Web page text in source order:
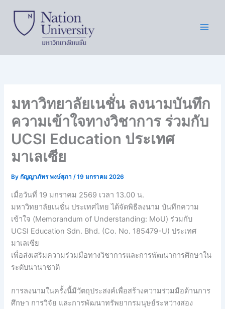
content
มหาวิทยาลัยเนชั่น ลงนามบันทึก
ความเข้าใจทางวิชาการ ร่วมกับ
UCSI Education ประเทศ
มาเลเซีย
Byกัญญาภัทร พงษ์สุภา/19 มกราคม 2026
เมื่อวันที่ 19 มกราคม 2569 เวลา 13.00 น.
มหาวิทยาลัยเนชั่น ประเทศไทย ได้จัดพิธีลงนาม บันทึกความ
เข้าใจ (Memorandum of Understanding: MoU) ร่วมกับ
UCSI Education Sdn. Bhd. (Co. No. 185479-U) ประเทศ
มาเลเซีย
เพื่อส่งเสริมความร่วมมือทางวิชาการและการพัฒนาการศึกษาใน
ระดับนานาชาติ
การลงนามในครั้งนี้มีวัตถุประสงค์เพื่อสร้างความร่วมมือด้านการ
ศึกษา การวิจัย และการพัฒนาทรัพยากรมนุษย์ระหว่างสอง